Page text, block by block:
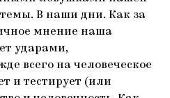
В наши дни. Как за
мнение наша
ударами,
всего на человеческое
и тестирует (или